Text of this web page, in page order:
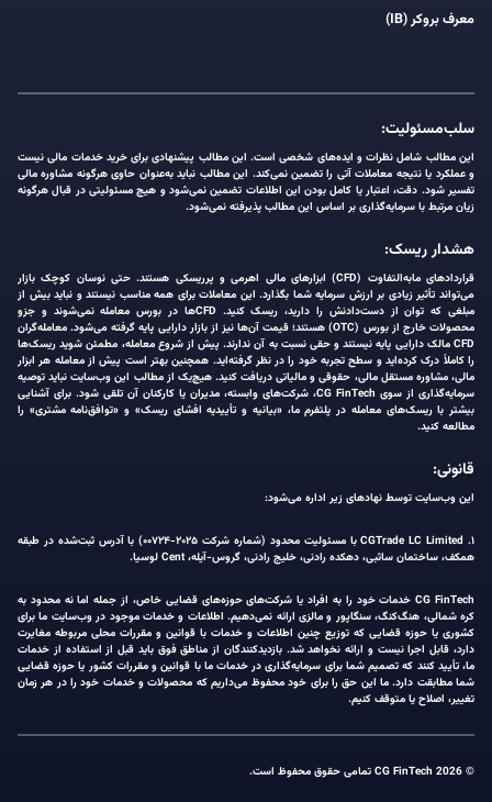
معرف بروکر (IB)
سلب‌مسئولیت:
این مطالب شامل نظرات و ایده‌های شخصی است. این مطالب پیشنهادی برای خرید خدمات مالی نیست
و عملکرد یا نتیجه معاملات آتی را تضمین نمی‌کند. این مطالب نباید به‌عنوان حاوی هرگونه مشاوره مالی
تفسیر شود. دقت، اعتبار یا کامل بودن این اطلاعات تضمین نمی‌شود و هیچ مسئولیتی در قبال هرگونه
زیان مرتبط با سرمایه‌گذاری بر اساس این مطالب پذیرفته نمی‌شود.
هشدار ریسک:
قراردادهای مابه‌التفاوت (CFD) ابزارهای مالی اهرمی و پرریسکی هستند. حتی نوسان کوچک بازار
می‌تواند تأثیر زیادی بر ارزش سرمایه شما بگذارد. این معاملات برای همه مناسب نیستند و نباید بیش از
مبلغی که توان از دست‌دادنش را دارید، ریسک کنید. CFDها در بورس معامله نمی‌شوند و جزو
محصولات خارج از بورس (OTC) هستند؛ قیمت آن‌ها نیز از بازار دارایی پایه گرفته می‌شود. معامله‌گران
CFD مالک دارایی پایه نیستند و حقی نسبت به آن ندارند. پیش از شروع معامله، مطمئن شوید ریسک‌ها
را کاملاً درک کرده‌اید و سطح تجربه خود را در نظر گرفته‌اید. همچنین بهتر است پیش از معامله هر ابزار
مالی، مشاوره مستقل مالی، حقوقی و مالیاتی دریافت کنید. هیچ‌یک از مطالب این وب‌سایت نباید توصیه
سرمایه‌گذاری از سوی CG FinTech، شرکت‌های وابسته، مدیران یا کارکنان آن تلقی شود. برای آشنایی
بیشتر با ریسک‌های معامله در پلتفرم ما، «بیانیه و تأییدیه افشای ریسک» و «توافق‌نامه مشتری» را
مطالعه کنید.
قانونی:
این وب‌سایت توسط نهادهای زیر اداره می‌شود:
۱. CGTrade LC Limited با مسئولیت محدود (شماره شرکت ۲۰۲۵-۰۰۷۲۴) با آدرس ثبت‌شده در طبقه
همکف، ساختمان ساثبی، دهکده رادنی، خلیج رادنی، گروس-آیله، Cent لوسیا.
CG FinTech خدمات خود را به افراد یا شرکت‌های حوزه‌های قضایی خاص، از جمله اما نه محدود به
کره شمالی، هنگ‌کنگ، سنگاپور و مالزی ارائه نمی‌دهیم. اطلاعات و خدمات موجود در وب‌سایت ما برای
کشوری یا حوزه قضایی که توزیع چنین اطلاعات و خدمات با قوانین و مقررات محلی مربوطه مغایرت
دارد، قابل اجرا نیست و ارائه نخواهد شد. بازدیدکنندگان از مناطق فوق باید قبل از استفاده از خدمات
ما، تأیید کنند که تصمیم شما برای سرمایه‌گذاری در خدمات ما با قوانین و مقررات کشور یا حوزه قضایی
شما مطابقت دارد. ما این حق را برای خود محفوظ می‌داریم که محصولات و خدمات خود را در هر زمان
تغییر، اصلاح یا متوقف کنیم.
© 2026 CG FinTech تمامی حقوق محفوظ است.